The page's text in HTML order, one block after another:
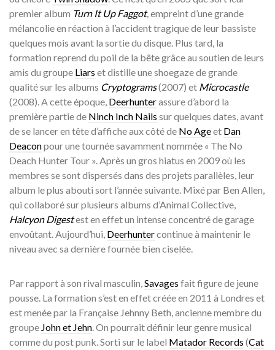
premier album Turn It Up Faggot,empreint d’une grande
mélancolie en réaction à l’accident tragique de leur bassiste
quelques mois avant la sortie du disque. Plus tard, la
formation reprend du poil de la bête grâce au soutien de leurs
amis du groupe Liars et distille une shoegaze de grande
qualité sur les albums Cryptograms(2007) et Microcastle
(2008). A cette époque, Deerhunterassure d’abord la
première partie de Ninch Inch Nails sur quelques dates, avant
de se lancer en tête d’affiche aux côté de No Ageet Dan
Deaconpour une tournée savamment nommée « The No
Deach Hunter Tour ». Après un gros hiatus en 2009 où les
membres se sont dispersés dans des projets parallèles, leur
album le plus abouti sort l’année suivante. Mixé par Ben Allen,
qui collaboré sur plusieurs albums d’Animal Collective,
Halcyon Digestest en effet un intense concentré de garage
envoûtant. Aujourd’hui, Deerhuntercontinue à maintenir le
niveau avec sa dernière fournée bien ciselée.
Par rapport à son rival masculin,Savages fait figure de jeune
pousse. La formation s’est en effet créée en 2011 à Londres et
est menée par la Française Jehnny Beth, ancienne membre du
groupe John et Jehn. On pourrait définir leur genre musical
comme du post punk. Sorti sur le label Matador Records (Cat